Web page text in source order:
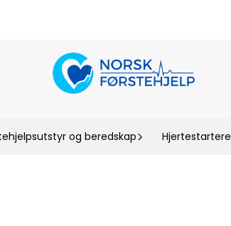
og beredskap Hjertestartere